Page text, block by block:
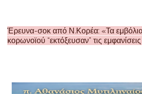
Έρευνα-σοκ από Ν.Κορέα: «Τα
κορωνοϊού “εκτόξευσαν” τις